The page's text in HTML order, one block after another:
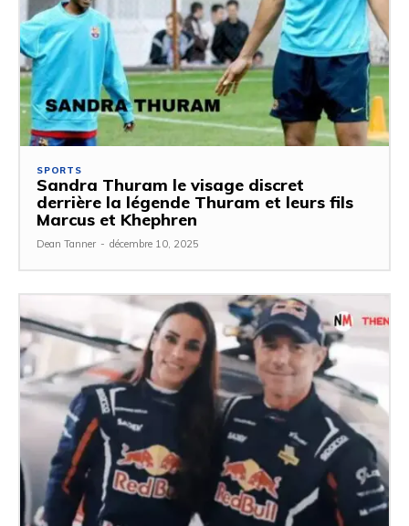
SPORTS
Sandra Thuram le visage discret
derrière la légende Thuram et leurs fils
Marcus et Khephren
Dean Tanner - décembre 10, 2025